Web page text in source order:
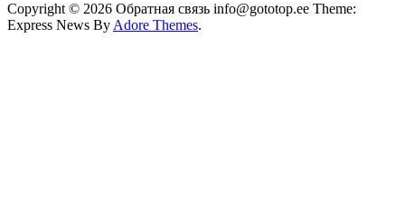
Copyright © 2026 Обратная связь info@gototop.ee Theme:
Express News By Adore Themes.